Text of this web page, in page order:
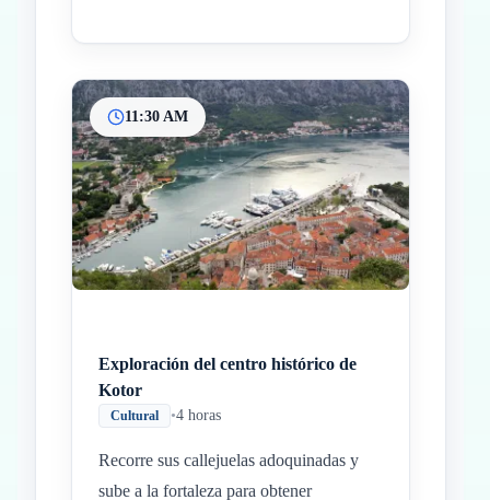
11:30 AM
Exploración del centro histórico de
Kotor
Cultural •4 horas
Recorre sus callejuelas adoquinadas y
sube a la fortaleza para obtener